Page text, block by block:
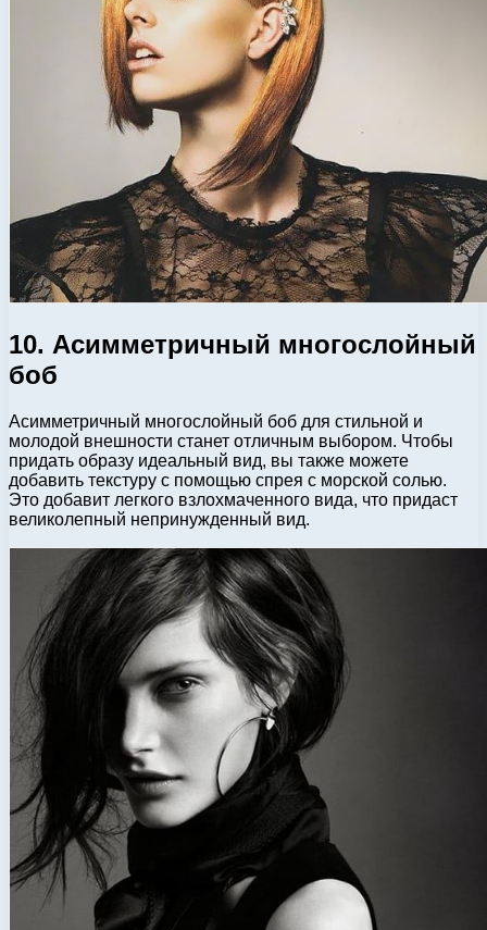
10. Асимметричный многослойный
боб
Асимметричный многослойный боб для стильной и
молодой внешности станет отличным выбором. Чтобы
придать образу идеальный вид, вы также можете
добавить текстуру с помощью спрея с морской солью.
Это добавит легкого взлохмаченного вида, что придаст
великолепный непринужденный вид.